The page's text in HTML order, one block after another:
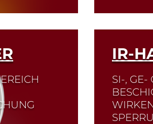
IR-
SI-, GE-